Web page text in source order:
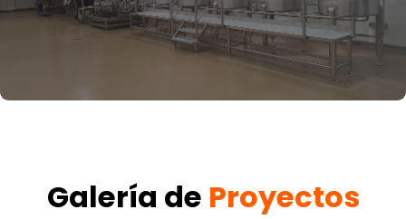
Galería de Proyectos